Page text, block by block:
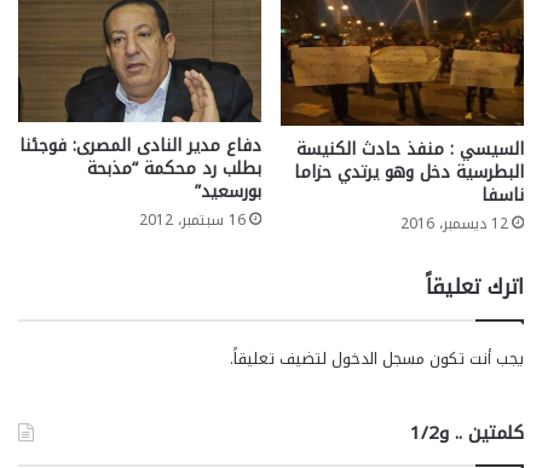
السيسي : منفذ حادث الكنيسة
البطرسية دخل وهو يرتدي حزاما
ناسفا
12 ديسمبر، 2016
دفاع مدير النادى المصرى: فوجئنا
بطلب رد محكمة “مذبحة
بورسعيد”
16 سبتمبر، 2012
اترك تعليقاً
يجب أنت تكون مسجل الدخول لتضيف تعليقاً.
كلمتين .. و1/2